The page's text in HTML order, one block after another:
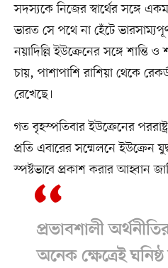
সদস্যকে নিজের স্বার্থের সঙ্গে
ভারত সে পথে না হেঁটে
নয়াদিল্লি ইউক্রেনের সঙ্গে শান্তি
চায়, পাশাপাশি রাশিয়া থেকে
রেখেছে।
গত বৃহস্পতিবার ইউক্রেনের
প্রতি এবারের সম্মেলনে ইউক্রেন
স্পষ্টভাবে প্রকাশ করার আহ্বান
প্রভাবশালী
অনেক ক্ষেত্রেই